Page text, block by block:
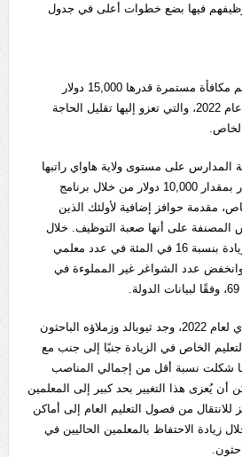
فيها بضع خطوات أعلى في جدول
بدأت منطقة ديترويت بتقديم مكافأة مستمرة قدرها 15,000 دولار
لمعلمي التعليم الخاص في عام 2022، والتي تعزو إليها تقليل الحاجة
منطقة المدارس على مستوى ولاية هاواي راتبها
الأساسي البالغ 50,000 دولار بمقدار 10,000 دولار من خلال برنامج
مقدمة حوافز إضافية لأولئك الذين
على أنها صعبة التوظيف. خلال
عام، شهد نظام المدارس زيادة بنسبة 16 في المئة في عدد معلمي
عدد الشواغر غير المملوءة في
من خلال دراسة بيانات هاواي لعام 2022، وجد ثيوبالد وزملاؤه الباحثون
الخاص في الزيادة جنبًا إلى جنب مع
شكلت نسبة أقل من إجمالي المناصب
أن يُعزى هذا التغيير بحد كبير إلى المعلمين
للانتقال من فصول التعليم العام إلى أماكن
زيادة الاحتفاظ بالمعلمين الحاليين في